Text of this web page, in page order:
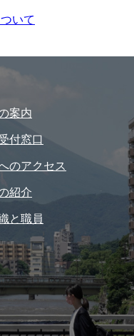
いて
案内
付窓口
のアクセス
紹介
と職員